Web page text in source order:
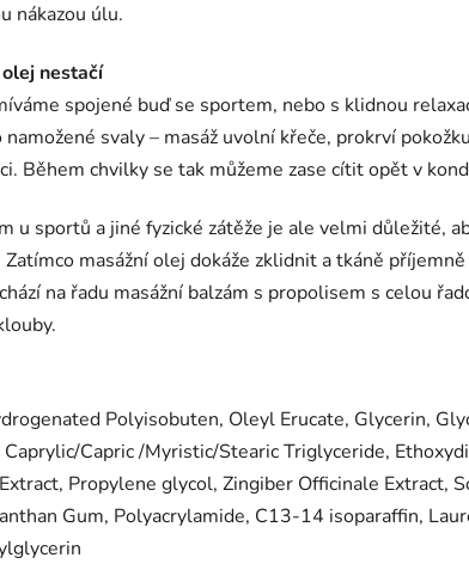
nákazou úlu.
nestačí
spojené buď se sportem, nebo s klidnou
svaly – masáž uvolní křeče, prokrví
Během chvilky se tak můžeme zase cítit opět v
u sportů a jiné fyzické zátěže je ale velmi důležité,
masážní olej dokáže zklidnit a tkáně
na řadu masážní balzám s propolisem s celou
Polyisobuten, Oleyl Erucate, Glycerin,
Capric /Myristic/Stearic Triglyceride,
Propylene glycol, Zingiber Officinale Extract,
Gum, Polyacrylamide, C13-14 isoparaffin,